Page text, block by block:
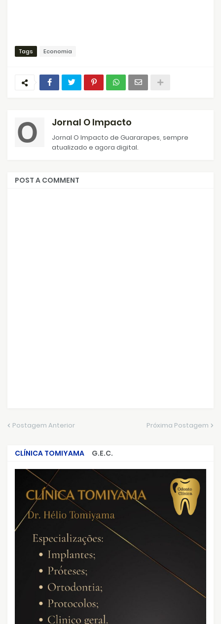
Tags Economia
Jornal O Impacto
Jornal O Impacto de Guararapes, sempre
atualizado e agora digital.
POST A COMMENT
Postagem Anterior Próxima Postagem
CLÍNICA TOMIYAMA
G.E.C.
CRIMES QUE ABALARAM O BRASIL